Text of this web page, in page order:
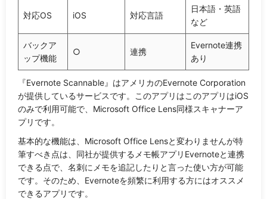
対応OS iOS 対応言語
日本語・英語
など
バックア
ップ機能
○ 連携
Evernote連携
あり
『Evernote Scannable』はアメリカのEvernote Corporation
が提供しているサービスです。このアプリはこのアプリはiOS
のみで利用可能で、Microsoft Office Lens同様スキャナーア
プリです。
基本的な機能は、Microsoft Office Lensと変わりませんが特
筆すべき点は、同社が提供するメモ帳アプリEvernoteと連携
できる点で、名刺にメモを追記したりと言った使い方が可能
です。そのため、Evernoteを頻繁に利用する方にはオススメ
できるアプリです。